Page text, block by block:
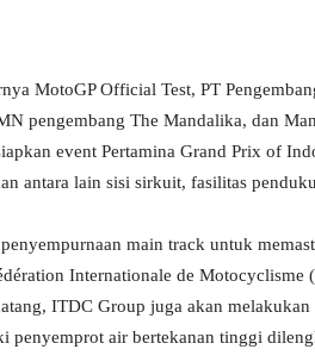
MotoGP Official Test, PT
pengembang The Mandalika, dan
event Pertamina Grand Prix of
antara lain sisi sirkuit, fasilitas
main track untuk
Internationale de
ITDC Group juga akan
penyemprot air bertekanan tinggi